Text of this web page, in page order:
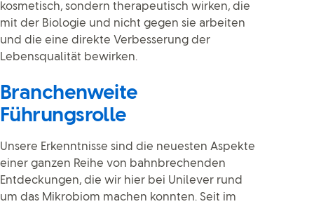
kosmetisch, sondern therapeutisch wirken, die
mit der Biologie und nicht gegen sie arbeiten
und die eine direkte Verbesserung der
Lebensqualität bewirken.
Branchenweite
Führungsrolle
Unsere Erkenntnisse sind die neuesten Aspekte
einer ganzen Reihe von bahnbrechenden
Entdeckungen, die wir hier bei Unilever rund
um das Mikrobiom machen konnten. Seit im